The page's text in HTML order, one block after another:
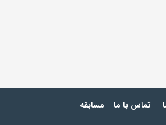
تماس با ما مسابقه